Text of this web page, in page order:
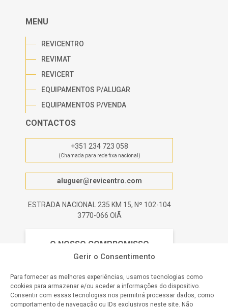
Gerir o Consentimento
Para fornecer as melhores experiências, usamos tecnologias como
cookies para armazenar e/ou aceder a informações do dispositivo.
Consentir com essas tecnologias nos permitirá processar dados, como
comportamento de navegação ou IDs exclusivos neste site. Não
MENU
REVICENTRO
REVIMAT
REVICERT
EQUIPAMENTOS P/ALUGAR
EQUIPAMENTOS P/VENDA
CONTACTOS
+351 234 723 058
(Chamada para rede fixa nacional)
aluguer@revicentro.com
ESTRADA NACIONAL 235 KM 15, Nº 102-104
3770-066 OIÃ
O NOSSO COMPROMISSO
Satisfação do Cliente
Qualidade Garantida